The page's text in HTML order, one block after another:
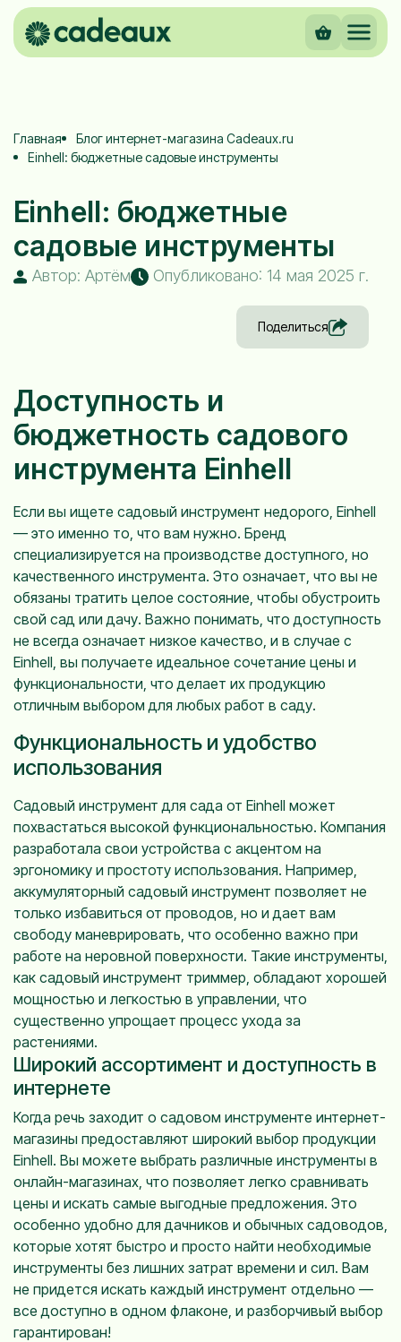
Главная
Блог интернет-магазина Cadeaux.ru
Einhell: бюджетные садовые инструменты
Einhell: бюджетные
садовые инструменты
Автор: Артём Опубликовано: 14 мая 2025 г.
Поделиться
Доступность и
бюджетность садового
инструмента Einhell
Если вы ищете садовый инструмент недорого, Einhell
— это именно то, что вам нужно. Бренд
специализируется на производстве доступного, но
качественного инструмента. Это означает, что вы не
обязаны тратить целое состояние, чтобы обустроить
свой сад или дачу. Важно понимать, что доступность
не всегда означает низкое качество, и в случае с
Einhell, вы получаете идеальное сочетание цены и
функциональности, что делает их продукцию
отличным выбором для любых работ в саду.
Функциональность и удобство
использования
Садовый инструмент для сада от Einhell может
похвастаться высокой функциональностью. Компания
разработала свои устройства с акцентом на
эргономику и простоту использования. Например,
аккумуляторный садовый инструмент позволяет не
только избавиться от проводов, но и дает вам
свободу маневрировать, что особенно важно при
работе на неровной поверхности. Такие инструменты,
как садовый инструмент триммер, обладают хорошей
мощностью и легкостью в управлении, что
существенно упрощает процесс ухода за
растениями.
Широкий ассортимент и доступность в
интернете
Когда речь заходит о садовом инструменте интернет-
магазины предоставляют широкий выбор продукции
Einhell. Вы можете выбрать различные инструменты в
онлайн-магазинах, что позволяет легко сравнивать
цены и искать самые выгодные предложения. Это
особенно удобно для дачников и обычных садоводов,
которые хотят быстро и просто найти необходимые
инструменты без лишних затрат времени и сил. Вам
не придется искать каждый инструмент отдельно —
все доступно в одном флаконе, и разборчивый выбор
гарантирован!